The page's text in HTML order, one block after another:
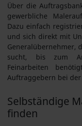
Über die
gewerbliche
Dazu einfach
und sich direkt mit
Generalübernehmer,
sucht, bis zum
Feinarbeiten
Auftraggebern bei
Selbständige
finden